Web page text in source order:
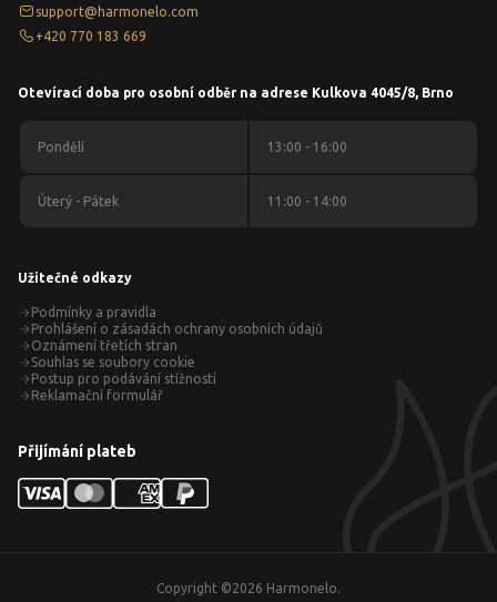
support@harmonelo.com
+420 770 183 669
Otevírací doba pro osobní odběr na adrese Kulkova 4045/8, Brno
Pondělí 13:00 - 16:00
Úterý - Pátek 11:00 - 14:00
Užitečné odkazy
Podmínky a pravidla
Prohlášení o zásadách ochrany osobních údajů
Oznámení třetích stran
Souhlas se soubory cookie
Postup pro podávání stížností
Reklamační formulář
Přijímání plateb
Copyright ©2026 Harmonelo.